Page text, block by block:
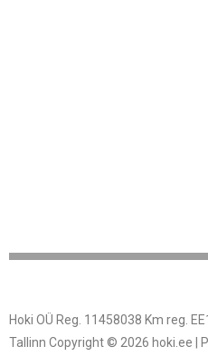
Hoki OÜ Reg. 11458038 Km reg.
Tallinn Copyright © 2026 hoki.ee |